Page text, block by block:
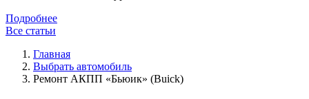
Подробнее
Все статьи
Главная
Выбрать автомобиль
Ремонт АКПП «Бьюик» (Buick)